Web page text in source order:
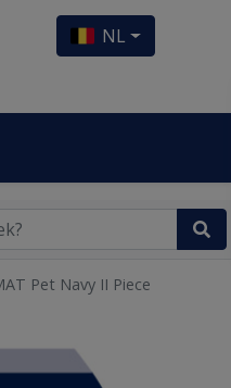
NL
Pet Navy II Piece